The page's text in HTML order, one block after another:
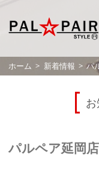
ホーム 新着情報 パ
パルペア延岡